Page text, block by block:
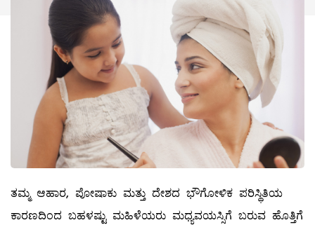
ತಮ್ಮ ಆಹಾರ, ಪೋಷಾಕು ಮತ್ತು ದೇಶದ ಭೌಗೋಳಿಕ ಪರಿಸ್ಥಿತಿಯ
ಕಾರಣದಿಂದ ಬಹಳಷ್ಟು ಮಹಿಳೆಯರು ಮಧ್ಯವಯಸ್ಸಿಗೆ ಬರುವ ಹೊತ್ತಿಗೆ